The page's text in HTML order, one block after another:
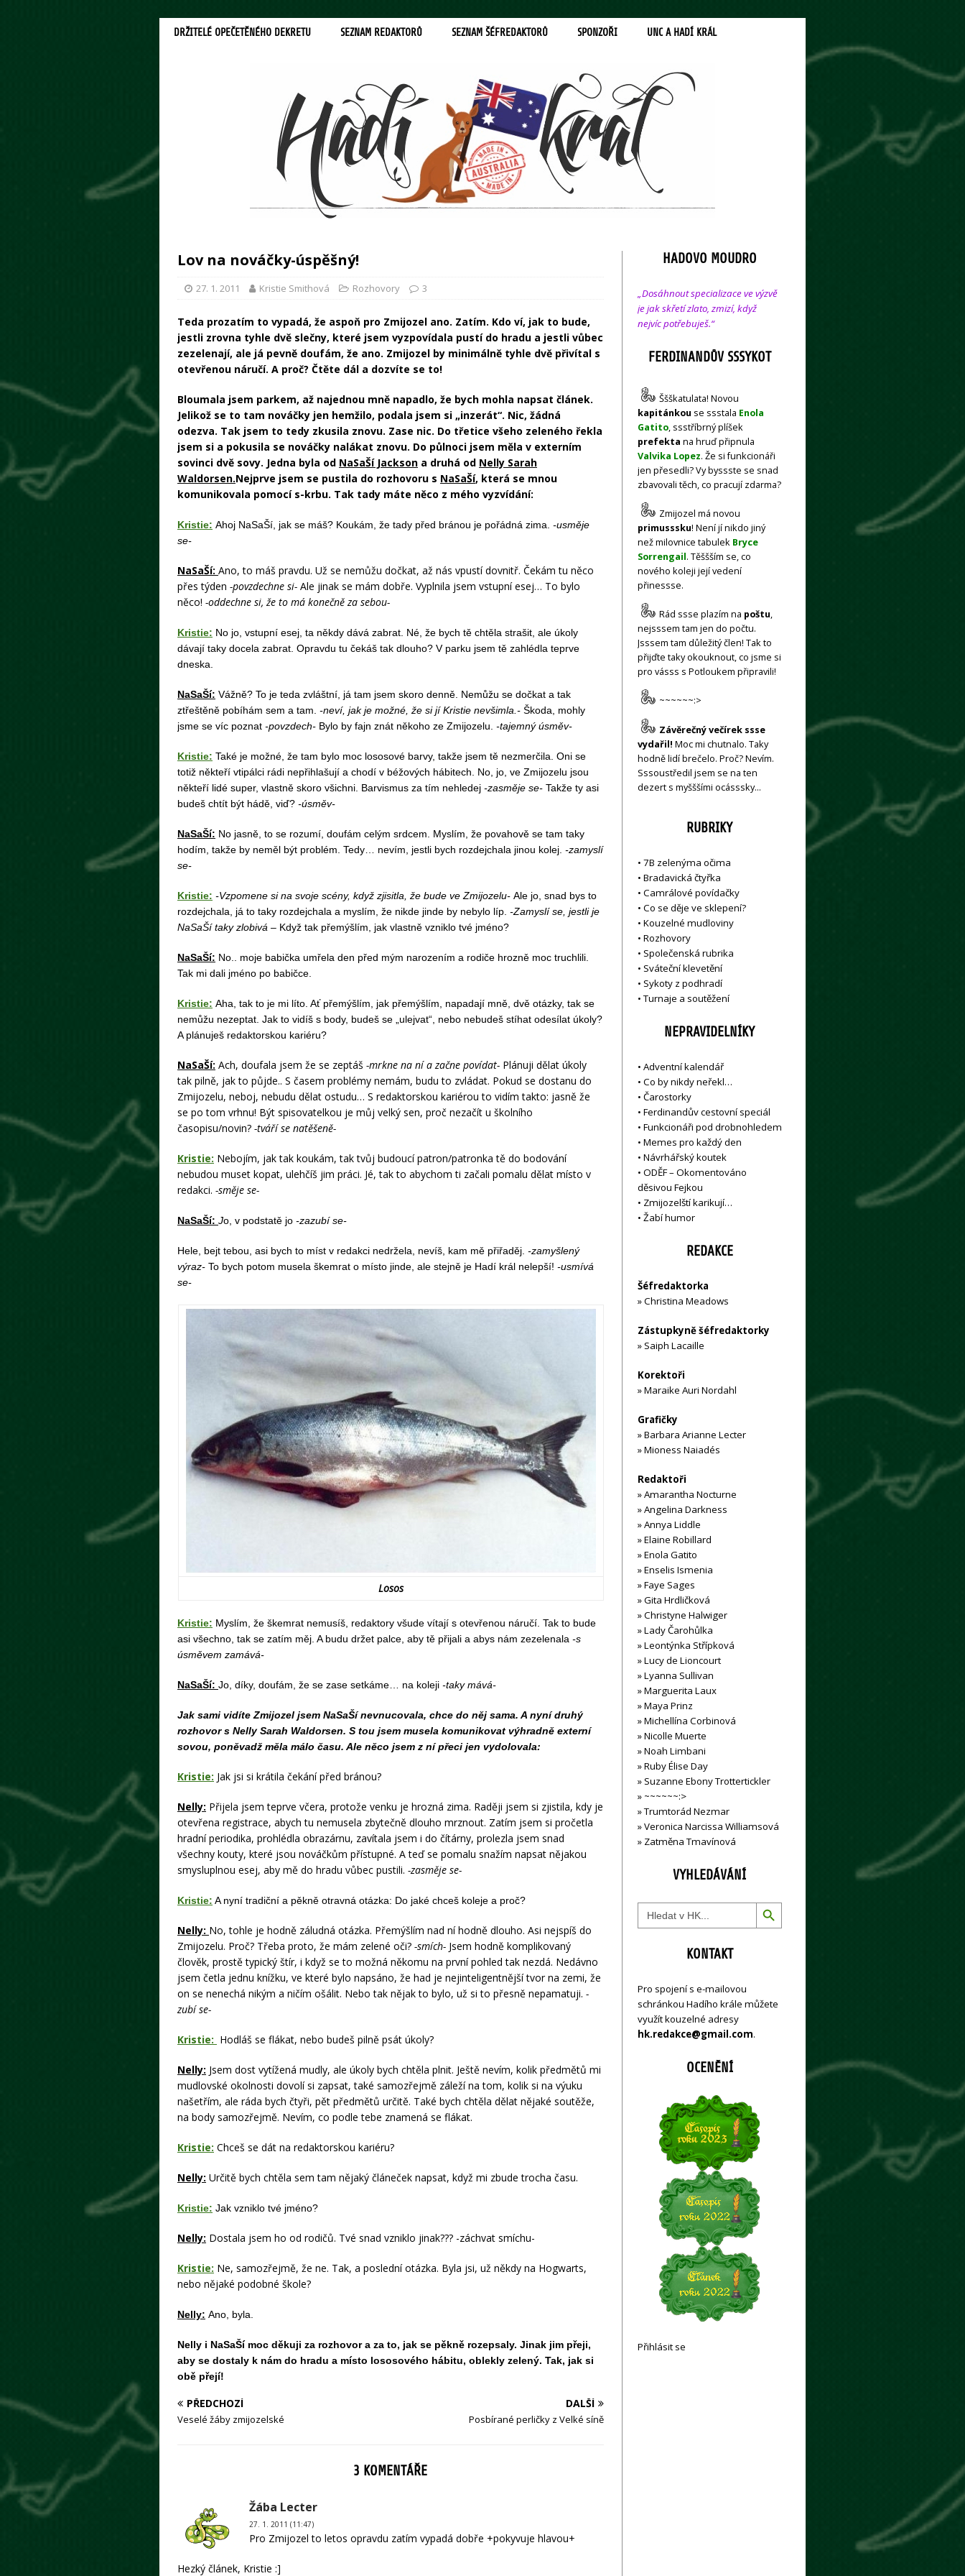
DRŽITELÉ OPEČETĚNÉHO DEKRETU SEZNAM REDAKTORŮ SEZNAM ŠÉFREDAKTORŮ SPONZOŘI UNC A HADÍ KRÁL
Lov na nováčky-úspěšný!
27. 1. 2011 Kristie Smithová Rozhovory 3
Teda prozatím to vypadá, že aspoň pro Zmijozel ano. Zatím. Kdo ví, jak to bude,
jestli zrovna tyhle dvě slečny, které jsem vyzpovídala pustí do hradu a jestli vůbec
zezelenají, ale já pevně doufám, že ano. Zmijozel by minimálně tyhle dvě přivítal s
otevřenou náručí. A proč? Čtěte dál a dozvíte se to!
Bloumala jsem parkem, až najednou mně napadlo, že bych mohla napsat článek.
Jelikož se to tam nováčky jen hemžilo, podala jsem si „inzerát“. Nic, žádná
odezva. Tak jsem to tedy zkusila znovu. Zase nic. Do třetice všeho zeleného řekla
jsem si a pokusila se nováčky nalákat znovu. Do půlnoci jsem měla v externím
sovinci dvě sovy. Jedna byla od NaSaŠí Jackson a druhá od Nelly Sarah
Waldorsen.Nejprve jsem se pustila do rozhovoru s NaSaŠí, která se mnou
komunikovala pomocí s-krbu. Tak tady máte něco z mého vyzvídání:
Kristie: Ahoj NaSaŠí, jak se máš? Koukám, že tady před bránou je pořádná zima. -usměje
se-
NaSaŠí: Ano, to máš pravdu. Už se nemůžu dočkat, až nás vpustí dovnitř. Čekám tu něco
přes týden -povzdechne si- Ale jinak se mám dobře. Vyplnila jsem vstupní esej… To bylo
něco! -oddechne si, že to má konečně za sebou-
Kristie: No jo, vstupní esej, ta někdy dává zabrat. Né, že bych tě chtěla strašit, ale úkoly
dávají taky docela zabrat. Opravdu tu čekáš tak dlouho? V parku jsem tě zahlédla teprve
dneska.
NaSaŠí: Vážně? To je teda zvláštní, já tam jsem skoro denně. Nemůžu se dočkat a tak
ztřeštěně pobíhám sem a tam. -neví, jak je možné, že si jí Kristie nevšimla.- Škoda, mohly
jsme se víc poznat -povzdech- Bylo by fajn znát někoho ze Zmijozelu. -tajemný úsměv-
Kristie: Také je možné, že tam bylo moc lososové barvy, takže jsem tě nezmerčila. Oni se
totiž někteří vtipálci rádi nepřihlašují a chodí v béžových hábitech. No, jo, ve Zmijozelu jsou
někteří lidé super, vlastně skoro všichni. Barvismus za tím nehledej -zasměje se- Takže ty asi
budeš chtít být hádě, viď? -úsměv-
NaSaŠí: No jasně, to se rozumí, doufám celým srdcem. Myslím, že povahově se tam taky
hodím, takže by neměl být problém. Tedy… nevím, jestli bych rozdejchala jinou kolej. -zamyslí
se-
Kristie: -Vzpomene si na svoje scény, když zjisitla, že bude ve Zmijozelu- Ale jo, snad bys to
rozdejchala, já to taky rozdejchala a myslím, že nikde jinde by nebylo líp. -Zamyslí se, jestli je
NaSaŠí taky zlobivá – Když tak přemýšlím, jak vlastně vzniklo tvé jméno?
NaSaŠí: No.. moje babička umřela den před mým narozením a rodiče hrozně moc truchlili.
Tak mi dali jméno po babičce.
Kristie: Aha, tak to je mi líto. Ať přemýšlím, jak přemýšlím, napadají mně, dvě otázky, tak se
nemůžu nezeptat. Jak to vidíš s body, budeš se „ulejvat“, nebo nebudeš stíhat odesílat úkoly?
A plánuješ redaktorskou kariéru?
NaSaŠí: Ach, doufala jsem že se zeptáš -mrkne na ní a začne povídat- Plánuji dělat úkoly
tak pilně, jak to půjde.. S časem problémy nemám, budu to zvládat. Pokud se dostanu do
Zmijozelu, neboj, nebudu dělat ostudu… S redaktorskou kariérou to vidím takto: jasně že
se po tom vrhnu! Být spisovatelkou je můj velký sen, proč nezačít u školního
časopisu/novin? -tváří se natěšeně-
Kristie: Nebojím, jak tak koukám, tak tvůj budoucí patron/patronka tě do bodování
nebudou muset kopat, ulehčíš jim práci. Jé, tak to abychom ti začali pomalu dělat místo v
redakci. -směje se-
NaSaŠí: Jo, v podstatě jo -zazubí se-
Hele, bejt tebou, asi bych to míst v redakci nedržela, nevíš, kam mě přiřaděj. -zamyšlený
výraz- To bych potom musela škemrat o místo jinde, ale stejně je Hadí král nelepší! -usmívá
se-
Losos
Kristie: Myslím, že škemrat nemusíš, redaktory všude vítají s otevřenou náručí. Tak to bude
asi všechno, tak se zatím měj. A budu držet palce, aby tě přijali a abys nám zezelenala -s
úsměvem zamává-
NaSaŠí: Jo, díky, doufám, že se zase setkáme… na koleji -taky mává-
Jak sami vidíte Zmijozel jsem NaSaŠí nevnucovala, chce do něj sama. A nyní druhý
rozhovor s Nelly Sarah Waldorsen. S tou jsem musela komunikovat výhradně externí
sovou, poněvadž měla málo času. Ale něco jsem z ní přeci jen vydolovala:
Kristie: Jak jsi si krátila čekání před bránou?
Nelly: Přijela jsem teprve včera, protože venku je hrozná zima. Raději jsem si zjistila, kdy je
otevřena registrace, abych tu nemusela zbytečně dlouho mrznout. Zatím jsem si pročetla
hradní periodika, prohlédla obrazárnu, zavítala jsem i do čítárny, prolezla jsem snad
všechny kouty, které jsou nováčkům přístupné. A teď se pomalu snažím napsat nějakou
smysluplnou esej, aby mě do hradu vůbec pustili. -zasměje se-
Kristie: A nyní tradiční a pěkně otravná otázka: Do jaké chceš koleje a proč?
Nelly: No, tohle je hodně záludná otázka. Přemýšlím nad ní hodně dlouho. Asi nejspíš do
Zmijozelu. Proč? Třeba proto, že mám zelené oči? -smích- Jsem hodně komplikovaný
člověk, prostě typický štír, i když se to možná někomu na první pohled tak nezdá. Nedávno
jsem četla jednu knížku, ve které bylo napsáno, že had je nejinteligentnější tvor na zemi, že
on se nenechá nikým a ničím ošálit. Nebo tak nějak to bylo, už si to přesně nepamatuji. -
zubí se-
Kristie: Hodláš se flákat, nebo budeš pilně psát úkoly?
Nelly: Jsem dost vytížená mudly, ale úkoly bych chtěla plnit. Ještě nevím, kolik předmětů mi
mudlovské okolnosti dovolí si zapsat, také samozřejmě záleží na tom, kolik si na výuku
našetřím, ale ráda bych čtyři, pět předmětů určitě. Také bych chtěla dělat nějaké soutěže,
na body samozřejmě. Nevím, co podle tebe znamená se flákat.
Kristie: Chceš se dát na redaktorskou kariéru?
Nelly: Určitě bych chtěla sem tam nějaký článeček napsat, když mi zbude trocha času.
Kristie: Jak vzniklo tvé jméno?
Nelly: Dostala jsem ho od rodičů. Tvé snad vzniklo jinak??? -záchvat smíchu-
Kristie: Ne, samozřejmě, že ne. Tak, a poslední otázka. Byla jsi, už někdy na Hogwarts,
nebo nějaké podobné škole?
Nelly: Ano, byla.
Nelly i NaSaŠí moc děkuji za rozhovor a za to, jak se pěkně rozepsaly. Jinak jim přeji,
aby se dostaly k nám do hradu a místo lososového hábitu, oblekly zelený. Tak, jak si
obě přejí!
PŘEDCHOZÍ
Veselé žáby zmijozelské
DALŠÍ
Posbírané perličky z Velké síně
3 KOMENTÁŘE
Žába Lecter
27. 1. 2011 (11:47)
Pro Zmijozel to letos opravdu zatím vypadá dobře +pokyvuje hlavou+
Hezký článek, Kristie :]
HADOVO MOUDRO
„Dosáhnout specializace ve výzvě
je jak skřetí zlato, zmizí, když
nejvíc potřebuješ.“
FERDINANDŮV SSSYKOT
Ššškatulata! Novou
kapitánkou se ssstala Enola
Gatito, ssstříbrný plíšek
prefekta na hruď připnula
Valvika Lopez. Že si funkcionáři
jen přesedli? Vy byssste se snad
zbavovali těch, co pracují zdarma?
Zmijozel má novou
primusssku! Není jí nikdo jiný
než milovnice tabulek Bryce
Sorrengail. Těššším se, co
nového koleji její vedení
přinessse.
Rád ssse plazím na poštu,
nejsssem tam jen do počtu.
Jsssem tam důležitý člen! Tak to
přijďte taky okouknout, co jsme si
pro vásss s Potloukem připravili!
~~~~~~:>
Závěrečný večírek ssse
vydařil! Moc mi chutnalo. Taky
hodně lidí brečelo. Proč? Nevím.
Sssoustředil jsem se na ten
dezert s myšššími ocásssky…
RUBRIKY
• 7B zelenýma očima
• Bradavická čtyřka
• Camrálové povídačky
• Co se děje ve sklepení?
• Kouzelné mudloviny
• Rozhovory
• Společenská rubrika
• Sváteční klevetění
• Sykoty z podhradí
•Turnaje a soutěžení
NEPRAVIDELNÍKY
• Adventní kalendář
• Co by nikdy neřekl…
• Čarostorky
• Ferdinandův cestovní speciál
• Funkcionáři pod drobnohledem
• Memes pro každý den
• Návrhářský koutek
• ODĚF – Okomentováno
děsivou Fejkou
• Zmijozelští karikují…
• Žabí humor
REDAKCE
Šéfredaktorka
»Christina Meadows
Zástupkyně šéfredaktorky
» Saiph Lacaille
Korektoři
»Maraike Auri Nordahl
Grafičky
»Barbara Arianne Lecter
»Mioness Naiadés
Redaktoři
»Amarantha Nocturne
»Angelina Darkness
»Annya Liddle
»Elaine Robillard
»Enola Gatito
»Enselis Ismenia
»Faye Sages
»Gita Hrdličková
»Christyne Halwiger
»Lady Čarohůlka
»Leontýnka Střípková
»Lucy de Lioncourt
»Lyanna Sullivan
»Marguerita Laux
»Maya Prinz
»Michellína Corbinová
»Nicolle Muerte
»Noah Limbani
»Ruby Élise Day
» Suzanne Ebony Trottertickler
» ~~~~~~:>
»Trumtorád Nezmar
»Veronica Narcissa Williamsová
» Zatměna Tmavínová
VYHLEDÁVÁNÍ
Search
for:
Search Button
KONTAKT
Pro spojení s e-mailovou
schránkou Hadího krále můžete
využít kouzelné adresy
hk.redakce@gmail.com.
OCENĚNÍ
Přihlásit se